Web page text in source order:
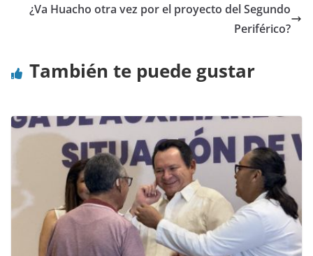
¿Va Huacho otra vez por el proyecto del Segundo
Periférico?
También te puede gustar